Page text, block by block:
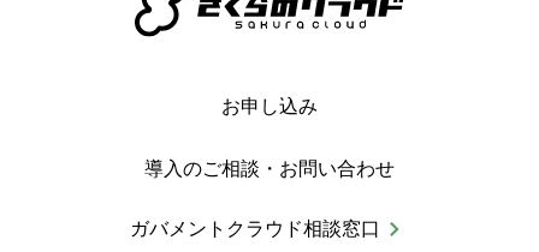
お申し込み
導入のご相談・お問い合わせ
ガバメントクラウド相談窓口